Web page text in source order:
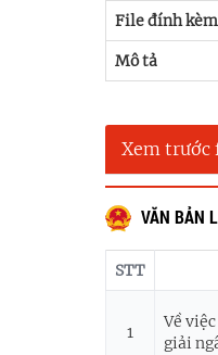
File đính kèm
Mô tả
Xem trước
VĂN BẢN
STT
1
Về
giải